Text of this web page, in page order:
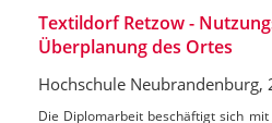
Textildorf Retzow -
Überplanung des Ortes
Hochschule Neubrandenburg,
Die Diplomarbeit beschäftigt sich